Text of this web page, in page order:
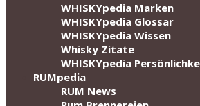
WHISKYpedia Marken
WHISKYpedia Glossar
WHISKYpedia Wissen
Whisky Zitate
WHISKYpedia
RUMpedia
RUM News